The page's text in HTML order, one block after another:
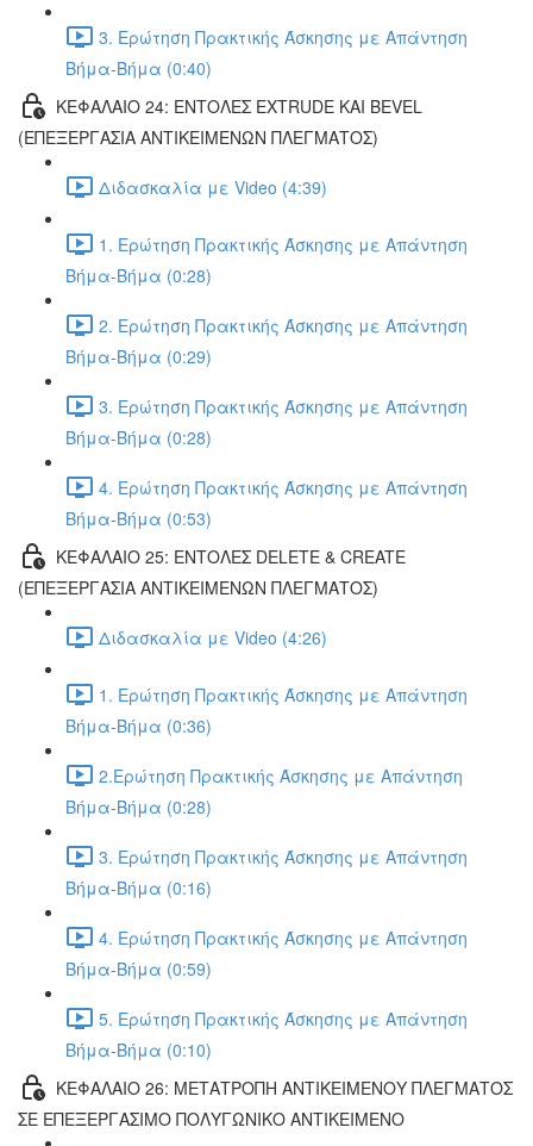
3. Ερώτηση Πρακτικής Άσκησης με Απάντηση
Βήμα-Βήμα (0:40)
ΚΕΦΑΛΑΙΟ 24: ΕΝΤΟΛΕΣ EXTRUDE ΚΑΙ BEVEL
(ΕΠΕΞΕΡΓΑΣΙΑ ΑΝΤΙΚΕΙΜΕΝΩΝ ΠΛΕΓΜΑΤΟΣ)
Διδασκαλία με Video (4:39)
1. Ερώτηση Πρακτικής Άσκησης με Απάντηση
Βήμα-Βήμα (0:28)
2. Ερώτηση Πρακτικής Άσκησης με Απάντηση
Βήμα-Βήμα (0:29)
3. Ερώτηση Πρακτικής Άσκησης με Απάντηση
Βήμα-Βήμα (0:28)
4. Ερώτηση Πρακτικής Άσκησης με Απάντηση
Βήμα-Βήμα (0:53)
ΚΕΦΑΛΑΙΟ 25: ΕΝΤΟΛΕΣ DELETE & CREATE
(ΕΠΕΞΕΡΓΑΣΙΑ ΑΝΤΙΚΕΙΜΕΝΩΝ ΠΛΕΓΜΑΤΟΣ)
Διδασκαλία με Video (4:26)
1. Ερώτηση Πρακτικής Άσκησης με Απάντηση
Βήμα-Βήμα (0:36)
2.Ερώτηση Πρακτικής Άσκησης με Απάντηση
Βήμα-Βήμα (0:28)
3. Ερώτηση Πρακτικής Άσκησης με Απάντηση
Βήμα-Βήμα (0:16)
4. Ερώτηση Πρακτικής Άσκησης με Απάντηση
Βήμα-Βήμα (0:59)
5. Ερώτηση Πρακτικής Άσκησης με Απάντηση
Βήμα-Βήμα (0:10)
ΚΕΦΑΛΑΙΟ 26: ΜΕΤΑΤΡΟΠΗ ΑΝΤΙΚΕΙΜΕΝΟΥ ΠΛΕΓΜΑΤΟΣ
ΣΕ ΕΠΕΞΕΡΓΑΣΙΜΟ ΠΟΛΥΓΩΝΙΚΟ ΑΝΤΙΚΕΙΜΕΝΟ